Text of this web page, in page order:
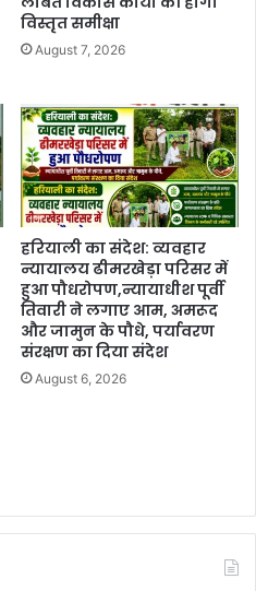
विस्तृत समीक्षा
August 7, 2026
हरियाली का संदेश: व्यवहार
न्यायालय ढीमरखेड़ा परिसर में
हुआ पौधरोपण,न्यायाधीश पूर्वी
तिवारी ने लगाए आम, अमरूद
और जामुन के पौधे, पर्यावरण
संरक्षण का दिया संदेश
August 6, 2026